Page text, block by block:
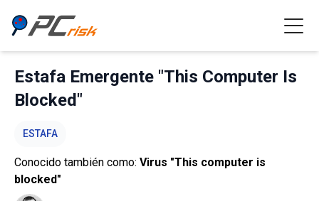
Estafa Emergente "This Computer Is
Blocked"
ESTAFA
Conocido también como: Virus "This computer is
blocked"